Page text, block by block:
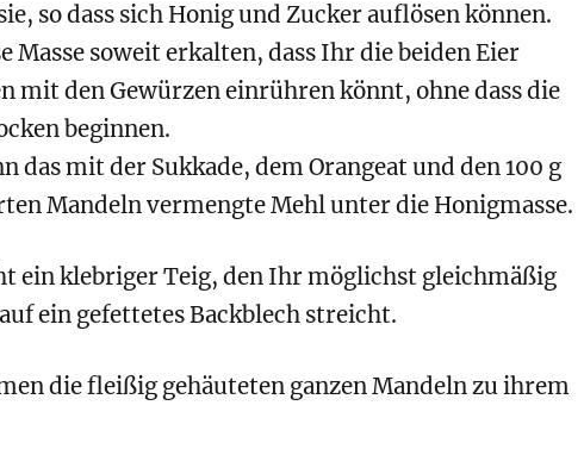
so dass sich Honig und Zucker auflösen können.
Masse soweit erkalten, dass Ihr die beiden Eier
mit den Gewürzen einrühren könnt, ohne dass die
beginnen.
das mit der Sukkade, dem Orangeat und den 100 g
Mandeln vermengte Mehl unter die Honigmasse.
ein klebriger Teig, den Ihr möglichst gleichmäßig
ein gefettetes Backblech streicht.
die fleißig gehäuteten ganzen Mandeln zu ihrem